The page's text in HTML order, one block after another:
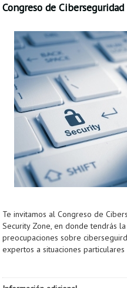
Congreso de
Te invitamos al Congreso de
Security Zone, en donde tendrás
preocupaciones sobre
expertos a situaciones